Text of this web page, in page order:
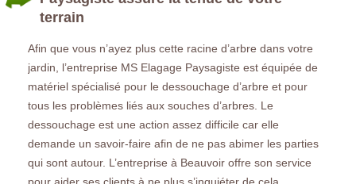
terrain
Afin que vous n’ayez plus cette racine d’arbre dans votre
jardin, l’entreprise MS Elagage Paysagiste est équipée de
matériel spécialisé pour le dessouchage d’arbre et pour
tous les problèmes liés aux souches d’arbres. Le
dessouchage est une action assez difficile car elle
demande un savoir-faire afin de ne pas abimer les parties
qui sont autour. L’entreprise à Beauvoir offre son service